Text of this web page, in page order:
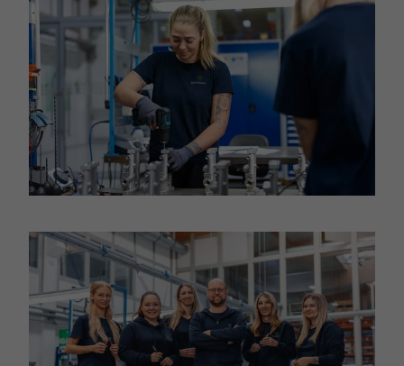
In Lightbox öffnen